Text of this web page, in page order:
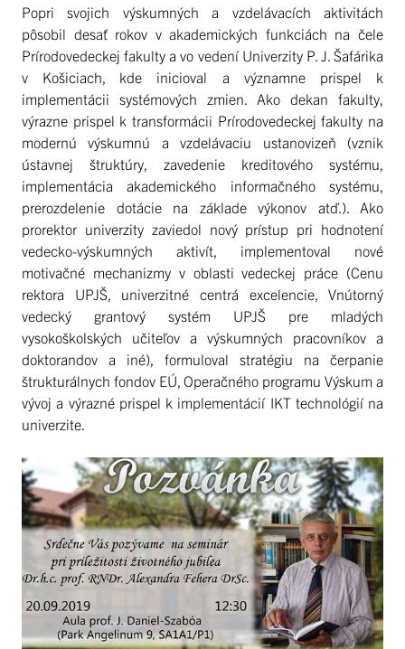
Popri svojich výskumných a vzdelávacích aktivitách
pôsobil desať rokov v akademických funkciách na čele
Prírodovedeckej fakulty a vo vedení Univerzity P. J. Šafárika
v Košiciach, kde inicioval a významne prispel k
implementácii systémových zmien. Ako dekan fakulty,
výrazne prispel k transformácii Prírodovedeckej fakulty na
modernú výskumnú a vzdelávaciu ustanovizeň (vznik
ústavnej štruktúry, zavedenie kreditového systému,
implementácia akademického informačného systému,
prerozdelenie dotácie na základe výkonov atď.). Ako
prorektor univerzity zaviedol nový prístup pri hodnotení
vedecko-výskumných aktivít, implementoval nové
motivačné mechanizmy v oblasti vedeckej práce (Cenu
rektora UPJŠ, univerzitné centrá excelencie, Vnútorný
vedecký grantový systém UPJŠ pre mladých
vysokoškolských učiteľov a výskumných pracovníkov a
doktorandov a iné), formuloval stratégiu na čerpanie
štrukturálnych fondov EÚ, Operačného programu Výskum a
vývoj a výrazné prispel k implementácií IKT technológií na
univerzite.